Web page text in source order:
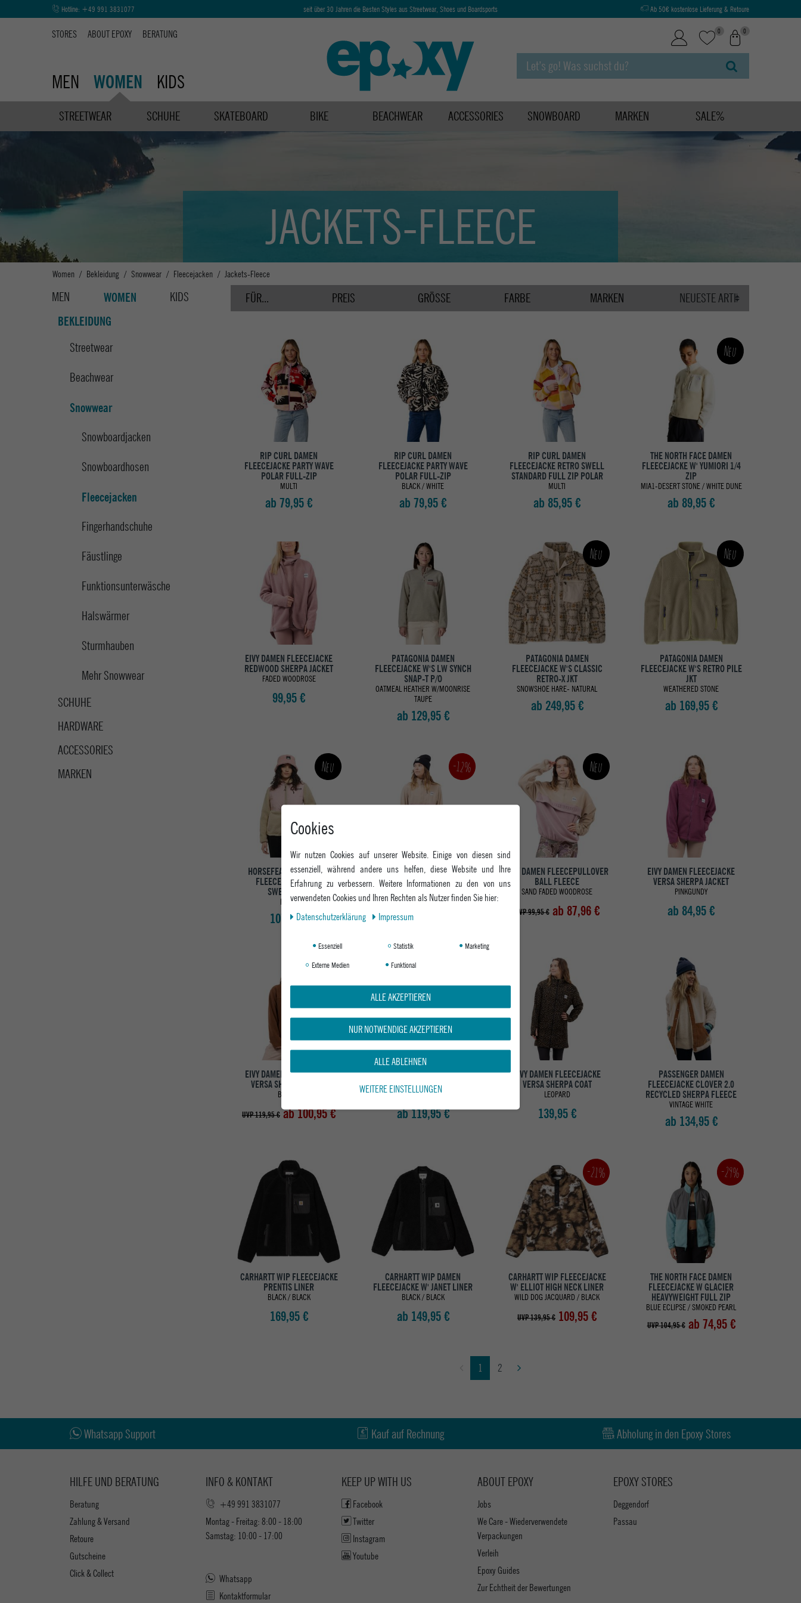
Hotline: +49 991 3831077 seit über 30 Jahren die Besten Styles aus Streetwear, Shoes und Boardsports Ab 50€ kostenlose Lieferung & Retoure
STORES ABOUT EPOXY BERATUNG
MEN WOMEN KIDS
0 0
STREETWEAR SCHUHE SKATEBOARD BIKE BEACHWEAR ACCESSORIES SNOWBOARD MARKEN SALE%
JACKETS-FLEECE
Women Bekleidung Snowwear Fleecejacken Jackets-Fleece
MEN WOMEN KIDS
BEKLEIDUNG
Streetwear
Beachwear
Snowwear
Snowboardjacken
Snowboardhosen
Fleecejacken
Fingerhandschuhe
Fäustlinge
Funktionsunterwäsche
Halswärmer
Sturmhauben
Mehr Snowwear
SCHUHE
HARDWARE
ACCESSORIES
MARKEN
FÜR... PREIS GRÖSSE FARBE MARKEN
RIP CURL DAMEN
FLEECEJACKE PARTY WAVE
POLAR FULL-ZIP
MULTI
ab 79,95 €
RIP CURL DAMEN
FLEECEJACKE PARTY WAVE
POLAR FULL-ZIP
BLACK / WHITE
ab 79,95 €
RIP CURL DAMEN
FLEECEJACKE RETRO SWELL
STANDARD FULL ZIP POLAR
MULTI
ab 85,95 €
Neu
THE NORTH FACE DAMEN
FLEECEJACKE W' YUMIORI 1/4
ZIP
MIA1-DESERT STONE / WHITE DUNE
ab 89,95 €
EIVY DAMEN FLEECEJACKE
REDWOOD SHERPA JACKET
FADED WOODROSE
99,95 €
PATAGONIA DAMEN
FLEECEJACKE W'S LW SYNCH
SNAP-T P/O
OATMEAL HEATHER W/MOONRISE
TAUPE
ab 129,95 €
Neu
PATAGONIA DAMEN
FLEECEJACKE W'S CLASSIC
RETRO-X JKT
SNOWSHOE HARE- NATURAL
ab 249,95 €
Neu
PATAGONIA DAMEN
FLEECEJACKE W'S RETRO PILE
JKT
WEATHERED STONE
ab 169,95 €
Neu
HORSEFEATHERS DAMEN
FLEECEJACKE GEMA
SWEATSHIRT
LOTUS
107,95 €
-12%
EIVY DAMEN FLEECEJACKE
TECHLIGHT HALFZIP FLEECE 2
SAND FADED WOODROSE
Neu
EIVY DAMEN FLEECEPULLOVER
BALL FLEECE
SAND FADED WOODROSE
UVP 99,95 € ab 87,96 €
EIVY DAMEN FLEECEJACKE
VERSA SHERPA JACKET
PINKGUNDY
ab 84,95 €
EIVY DAMEN FLEECEJACKE
VERSA SHERPA JACKET
BROWN
UVP 119,95 € ab 100,95 €
EIVY DAMEN FLEECEJACKE
VERSA SHERPA JACKET
SAND
ab 119,95 €
EIVY DAMEN FLEECEJACKE
VERSA SHERPA COAT
LEOPARD
139,95 €
PASSENGER DAMEN
FLEECEJACKE CLOVER 2.0
RECYCLED SHERPA FLEECE
VINTAGE WHITE
ab 134,95 €
CARHARTT WIP FLEECEJACKE
PRENTIS LINER
BLACK / BLACK
169,95 €
CARHARTT WIP DAMEN
FLEECEJACKE W' JANET LINER
BLACK / BLACK
ab 149,95 €
-21%
CARHARTT WIP FLEECEJACKE
W' ELLIOT HIGH NECK LINER
WILD DOG JACQUARD / BLACK
UVP 139,95 € 109,95 €
-29%
THE NORTH FACE DAMEN
FLEECEJACKE W GLACIER
HEAVYWEIGHT FULL ZIP
BLUE ECLIPSE / SMOKED PEARL
UVP 104,95 € ab 74,95 €
1 2
Whatsapp Support Kauf auf Rechnung Abholung in den Epoxy Stores
HILFE UND BERATUNG
Beratung
Zahlung & Versand
Retoure
Gutscheine
Click & Collect
INFO & KONTAKT
+49 991 3831077
Montag - Freitag: 8:00 - 18:00
Samstag: 10:00 - 17:00
Whatsapp
Kontaktformular
ABOUT EPOXY
Jobs
We Care - Wiederverwendete
Verpackungen
Verleih
Epoxy Guides
Zur Echtheit der Bewertungen
EPOXY STORES
Deggendorf
Passau
KEEP UP WITH US
Facebook
Twitter
Instagram
Youtube
Cookies
Wir nutzen Cookies auf unserer Website. Einige von diesen sind
essenziell, während andere uns helfen, diese Website und Ihre
Erfahrung zu verbessern. Weitere Informationen zu den von uns
verwendeten Cookies und Ihren Rechten als Nutzer finden Sie hier:
Daten­schutz­erklärung
Impressum
Essenziell Statistik
Marketing
Externe Medien
Funktional
ALLE AKZEPTIEREN
NUR NOTWENDIGE AKZEPTIEREN
ALLE ABLEHNEN
WEITERE EINSTELLUNGEN